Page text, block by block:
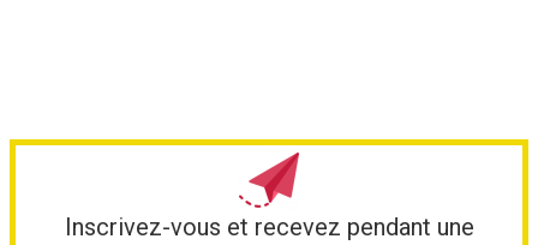
Inscrivez-vous et recevez pendant une